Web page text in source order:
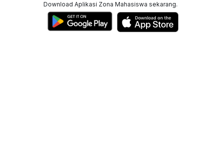
Download Aplikasi Zona Mahasiswa sekarang.